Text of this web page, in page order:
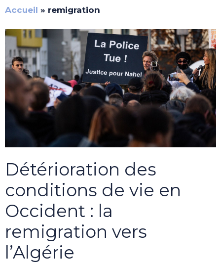
Accueil » remigration
Détérioration des
conditions de vie en
Occident : la
remigration vers
l’Algérie